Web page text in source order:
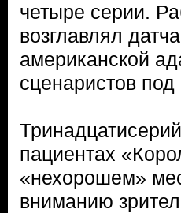
четыре серии.
возглавлял
американской
сценаристов под
пациентах
«нехорошем»
вниманию